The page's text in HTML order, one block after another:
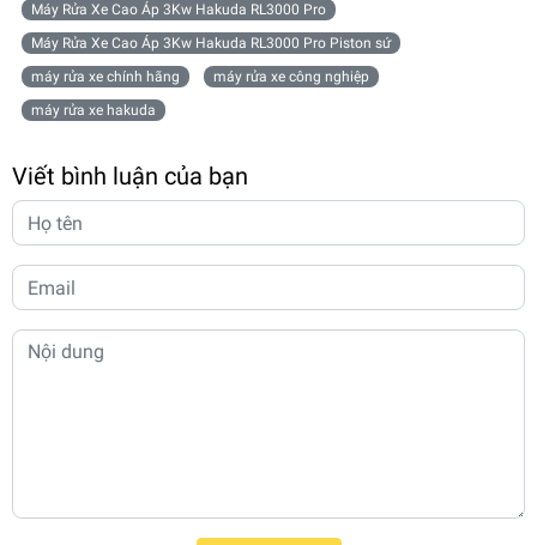
Máy Rửa Xe Cao Áp 3Kw Hakuda RL3000 Pro
Máy Rửa Xe Cao Áp 3Kw Hakuda RL3000 Pro Piston sứ
máy rửa xe chính hãng
máy rửa xe công nghiệp
máy rửa xe hakuda
Viết bình luận của bạn